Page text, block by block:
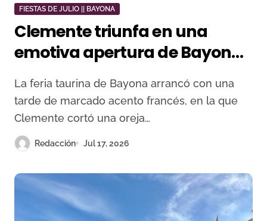
FIESTAS DE JULIO || BAYONA
Clemente triunfa en una
emotiva apertura de Bayona
marcada por la grave cogida
de Morenito de Arles
La feria taurina de Bayona arrancó con una
tarde de marcado acento francés, en la que
Clemente cortó una oreja…
Redacción Jul 17, 2026